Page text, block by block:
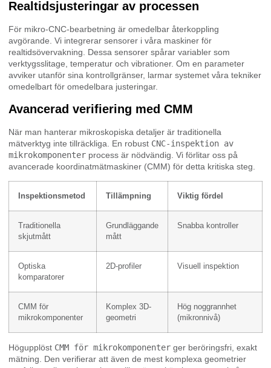
Realtidsjusteringar av processen
För mikro-CNC-bearbetning är omedelbar återkoppling
avgörande. Vi integrerar sensorer i våra maskiner för
realtidsövervakning. Dessa sensorer spårar variabler som
verktygsslitage, temperatur och vibrationer. Om en parameter
avviker utanför sina kontrollgränser, larmar systemet våra tekniker
omedelbart för omedelbara justeringar.
Avancerad verifiering med CMM
När man hanterar mikroskopiska detaljer är traditionella
mätverktyg inte tillräckliga. En robust CNC-inspektion av
mikrokomponenter process är nödvändig. Vi förlitar oss på
avancerade koordinatmätmaskiner (CMM) för detta kritiska steg.
Inspektionsmetod Tillämpning Viktig fördel
Traditionella
skjutmått
Grundläggande
mått
Snabba kontroller
Optiska
komparatorer
2D-profiler Visuell inspektion
CMM för
mikrokomponenter
Komplex 3D-
geometri
Hög noggrannhet
(mikronnivå)
Högupplöst CMM för mikrokomponenter ger beröringsfri, exakt
mätning. Den verifierar att även de mest komplexa geometrier